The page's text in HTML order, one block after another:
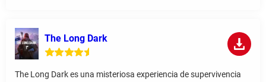
The Long Dark
The Long Dark es una misteriosa experiencia de supervivencia